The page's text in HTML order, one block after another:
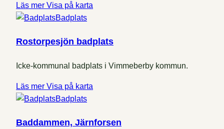
Läs mer Visa på karta
Badplats
Rostorpesjön badplats
Icke-kommunal badplats i Vimmeberby kommun.
Läs mer Visa på karta
Badplats
Baddammen, Järnforsen